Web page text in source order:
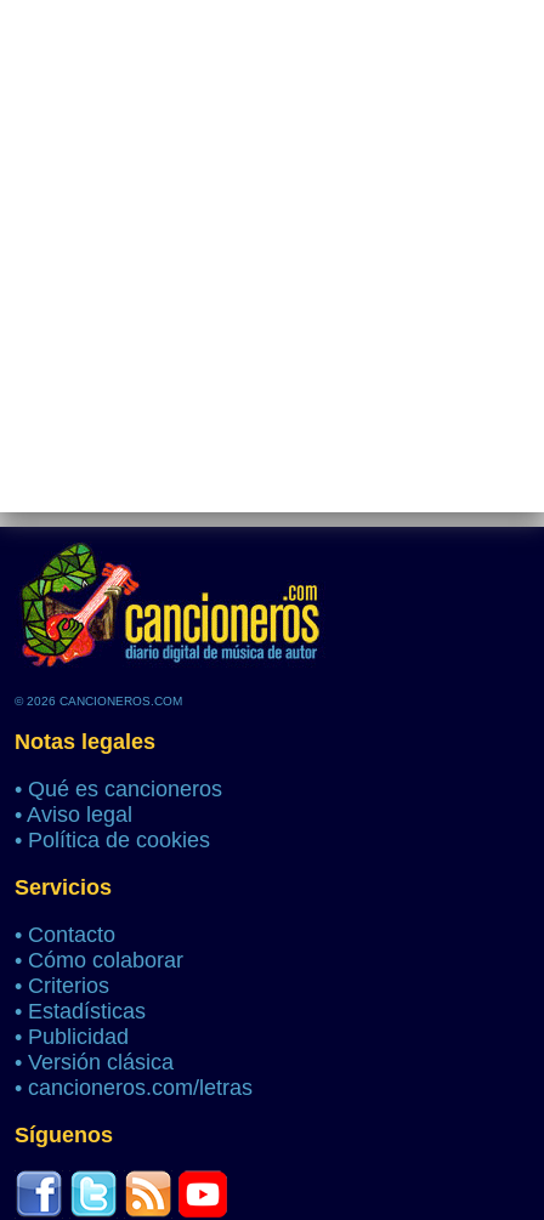
© 2026 CANCIONEROS.COM
Notas legales
• Qué es cancioneros
• Aviso legal
• Política de cookies
Servicios
• Contacto
• Cómo colaborar
• Criterios
• Estadísticas
• Publicidad
• Versión clásica
• cancioneros.com/letras
Síguenos